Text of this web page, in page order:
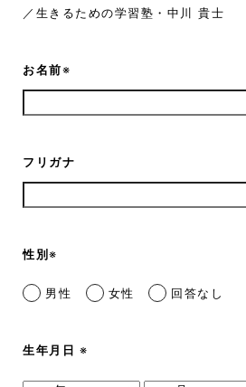
／生きるための学習塾・中川 貴士
お名前※
フリガナ
性別 ※
男性 女性 回答なし
生年月日 ※